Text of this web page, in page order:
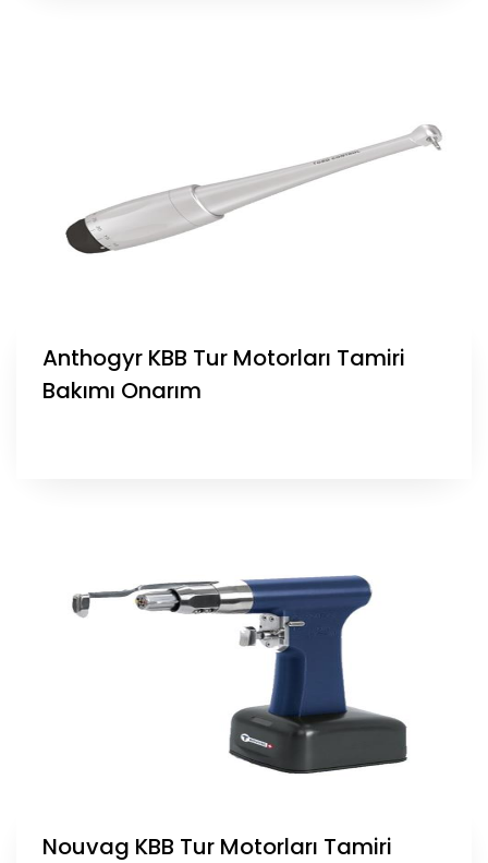
Anthogyr KBB Tur Motorları Tamiri
Bakımı Onarım
Nouvag KBB Tur Motorları Tamiri